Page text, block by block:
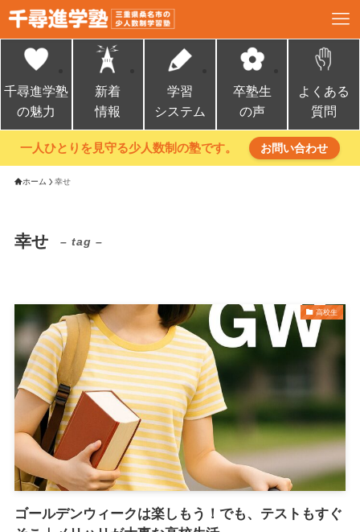
千尋進学塾
の魅力
新着
情報
学習
システム
卒塾生
の声
よくある
質問
一人ひとりを見守る少人数制の塾です。 お問い合わせ
ホーム 幸せ
幸せ – tag –
高校生
ゴールデンウィークは楽しもう！でも、テストもすぐ